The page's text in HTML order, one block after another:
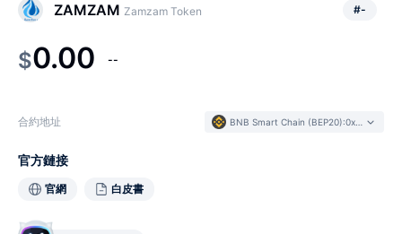
ZAMZAM Zamzam Token #-
$0.00 --
合約地址 BNB Smart Chain (BEP20):0xa5e2...6bb6b8
官方鏈接
官網 白皮書